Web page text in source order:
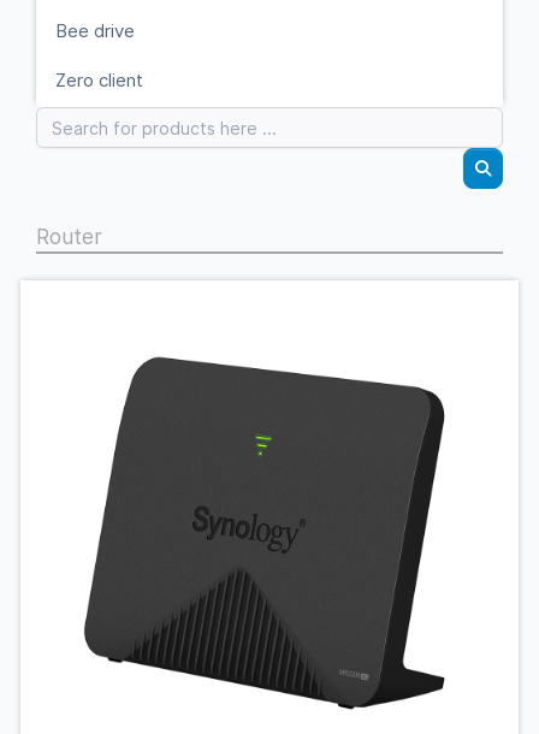
Bee drive
Zero client
Router